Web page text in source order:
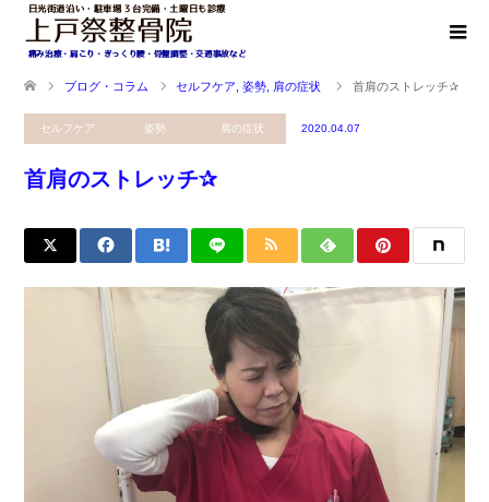
ブログ・コラム セルフケア 姿勢 肩の症状 首肩のストレッチ✰
セルフケア 姿勢 肩の症状 2020.04.07
首肩のストレッチ✰